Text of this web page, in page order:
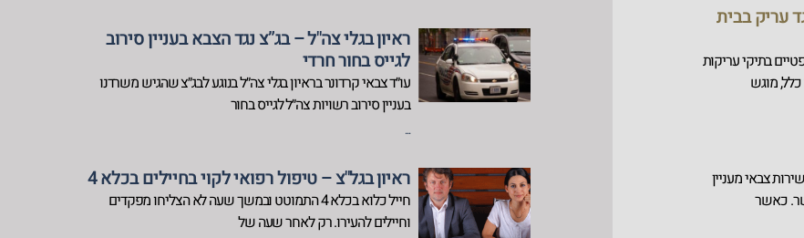
נגד עריק בבית
בתיקי עריקות
מוגש
צבאי מעניין
כאשר
ראיון בגלי צה"ל – בג”צ נגד הצבא בעניין סירוב
לגייס בחור חרדי
עו״ד צבאי קרדונר בראיון בגלי צה״ל בנוגע לבג״צ שהגיש משרדנו
בעניין סירוב רשויות צה״ל לגייס בחור
...
ראיון בגל"צ – טיפול רפואי לקוי בחיילים בכלא 4
חייל כלוא בכלא 4 התמוטט ובמשך שעה לא הצליחו מפקדים
וחיילים להעירו. רק לאחר שעה של